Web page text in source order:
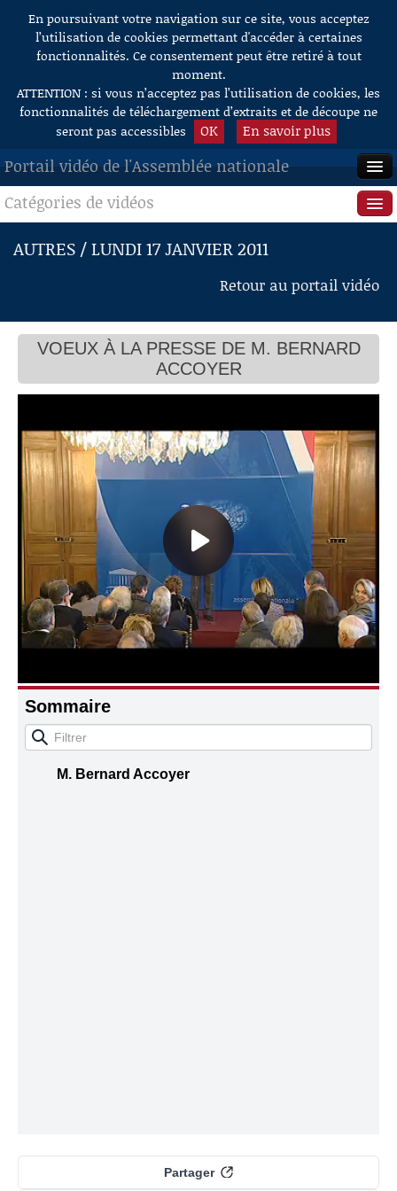
Aller au contenu
En poursuivant votre navigation sur ce site, vous acceptez
l’utilisation de cookies permettant d'accéder à certaines
fonctionnalités. Ce consentement peut être retiré à tout
moment.
ATTENTION : si vous n’acceptez pas l’utilisation de cookies, les
fonctionnalités de téléchargement d’extraits et de découpe ne
seront pas accessibles
OK En savoir plus
Portail vidéo de l'Assemblée nationale
ACCUEIL
EN DIRECT
RECHERCHE
AIDE À LA DÉCOUPE
DE VIDÉOS
Catégories de vidéos
Séance publique
Questions au Gouvernement
Commissions
Présidence
Évènements
Connaissance, Histoire
Autres
AUTRES / LUNDI 17 JANVIER 2011
Retour au portail vidéo
VOEUX À LA PRESSE DE M. BERNARD
ACCOYER
Sommaire
M. Bernard Accoyer
Partager